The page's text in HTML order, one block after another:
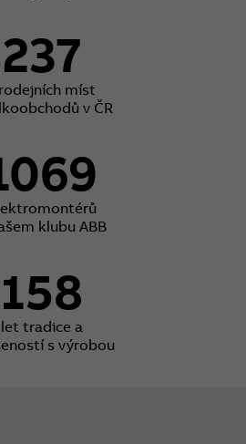
237
míst
v ČR
klubu ABB
158
let tradice a
s výrobou